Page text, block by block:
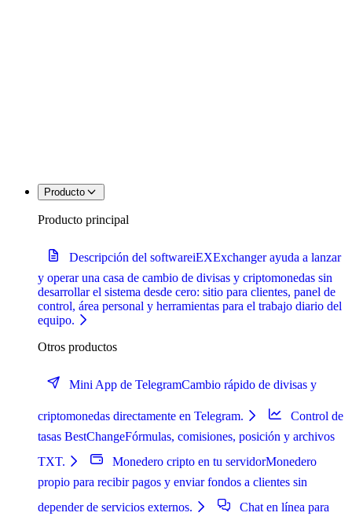
Producto
Producto principal
Descripción del softwareiEXExchanger ayuda a lanzar
y operar una casa de cambio de divisas y criptomonedas sin
desarrollar el sistema desde cero: sitio para clientes, panel de
control, área personal y herramientas para el trabajo diario del
equipo.
Otros productos
Mini App de TelegramCambio rápido de divisas y
criptomonedas directamente en Telegram.
Control de
tasas BestChangeFórmulas, comisiones, posición y archivos
TXT.
Monedero cripto en tu servidorMonedero
propio para recibir pagos y enviar fondos a clientes sin
depender de servicios externos.
Chat en línea para